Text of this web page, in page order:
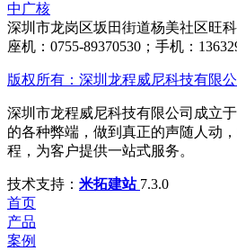
中广核
深圳市龙岗区坂田街道杨美社区旺
座机：0755-89370530；手机：
版权所有：深圳龙程威尼科技有限
深圳市龙程威尼科技有限公司成立
的各种弊端，做到真正的声随人动
程，为客户提供一站式服务。
技术支持： 米拓建站 7.3.0
首页
产品
案例